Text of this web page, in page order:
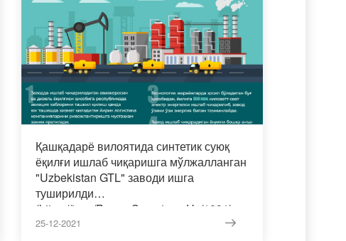
Қашқадарё вилоятида синтетик суюқ
ёқилғи ишлаб чиқаришга мўлжалланган
"Uzbekistan GTL" заводи ишга
туширилди
(https://t.me/Press_Secretary_Uz/1091).
25-12-2021